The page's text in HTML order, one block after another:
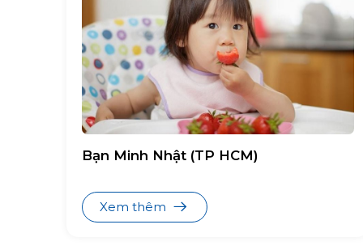
Bạn Minh Nhật (TP HCM)
Xem thêm